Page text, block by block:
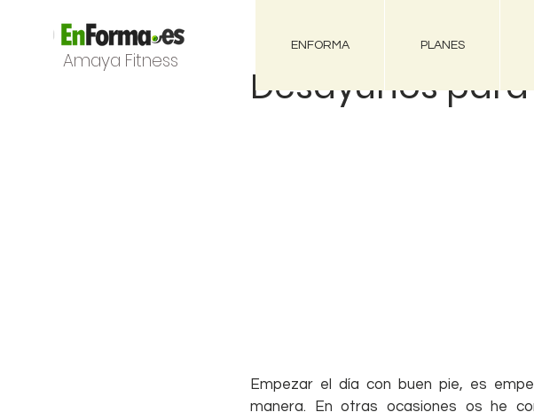
Amaya Fitness
ENFORMA PLANES
Desayunos
Empezar el día con buen pie, es
manera. En otras ocasiones os he